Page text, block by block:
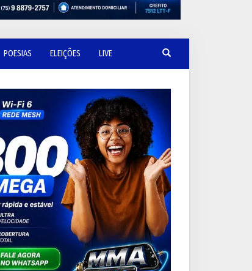
POESIAS ELEIÇÕES LIVE